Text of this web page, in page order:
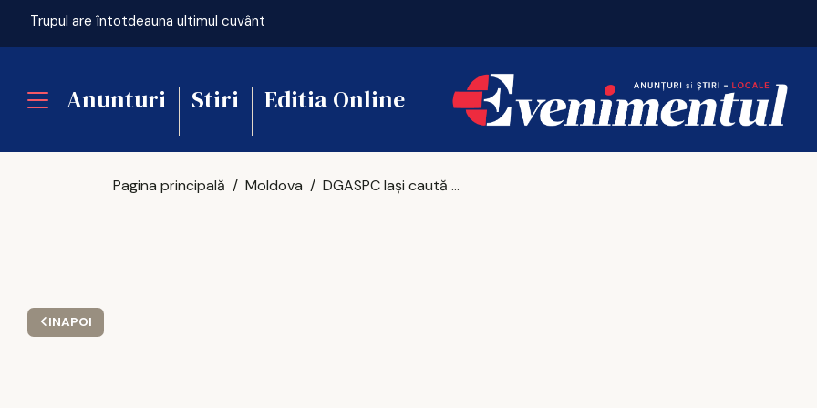
Trupul are întotdeauna ultimul cuvânt
Anunturi Stiri Editia Online
INAPOI
Pagina principală Moldova DGASPC Iași caută psihologi pentru copiii vulnerabili